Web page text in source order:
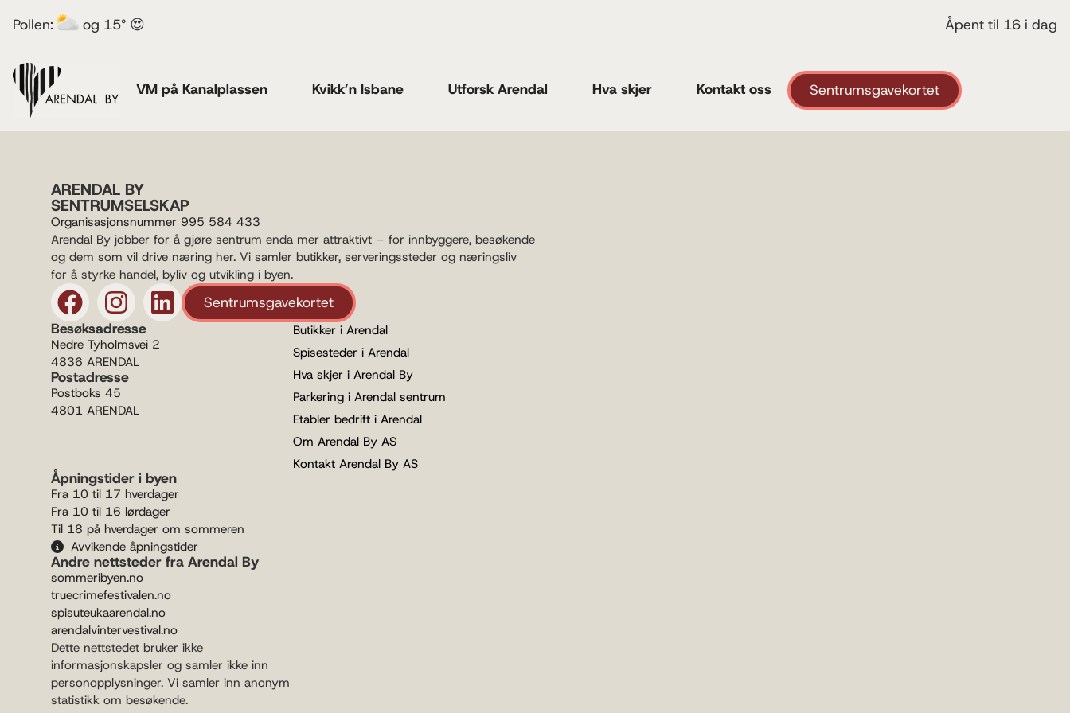
Pollen: og 15° 😍 Åpent til 16 i dag
VM på Kanalplassen Kvikk’n Isbane Utforsk Arendal Hva skjer Kontakt oss Sentrumsgavekortet
ARENDAL BY
SENTRUMSELSKAP
Organisasjonsnummer 995 584 433
Arendal By jobber for å gjøre sentrum enda mer attraktivt – for innbyggere, besøkende
og dem som vil drive næring her. Vi samler butikker, serveringssteder og næringsliv
for å styrke handel, byliv og utvikling i byen.
Sentrumsgavekortet
Besøksadresse
Nedre Tyholmsvei 2
4836 ARENDAL
Postadresse
Postboks 45
4801 ARENDAL
Butikker i Arendal
Spisesteder i Arendal
Hva skjer i Arendal By
Parkering i Arendal sentrum
Etabler bedrift i Arendal
Om Arendal By AS
Kontakt Arendal By AS
Åpningstider i byen
Fra 10 til 17 hverdager
Fra 10 til 16 lørdager
Til 18 på hverdager om sommeren
Avvikende åpningstider
Andre nettsteder fra Arendal By
sommeribyen.no
truecrimefestivalen.no
spisuteukaarendal.no
arendalvintervestival.no
Dette nettstedet bruker ikke
informasjonskapsler og samler ikke inn
personopplysninger. Vi samler inn anonym
statistikk om besøkende.